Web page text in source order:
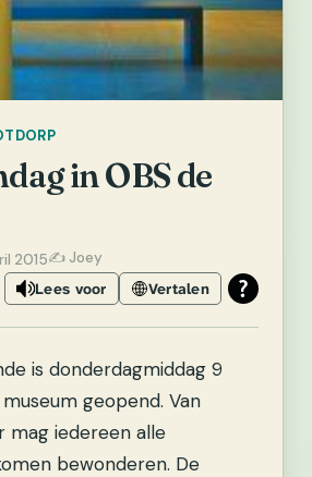
in OBS de
2015✍️ Joey
Lees voor Vertalen
is donderdagmiddag 9
geopend. Van
mag iedereen alle
bewonderen. De